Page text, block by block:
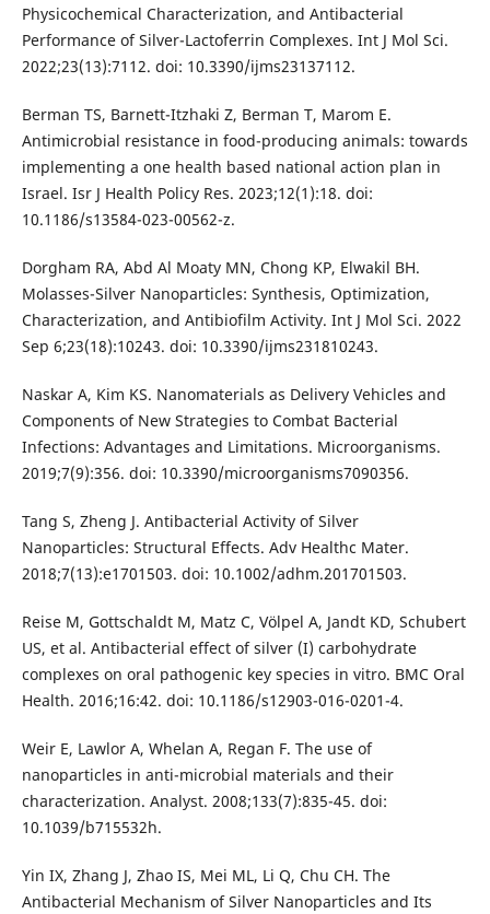
Physicochemical Characterization, and Antibacterial
Performance of Silver-Lactoferrin Complexes. Int J Mol Sci.
2022;23(13):7112. doi: 10.3390/ijms23137112.
Berman TS, Barnett-Itzhaki Z, Berman T, Marom E.
Antimicrobial resistance in food-producing animals: towards
implementing a one health based national action plan in
Israel. Isr J Health Policy Res. 2023;12(1):18. doi:
10.1186/s13584-023-00562-z.
Dorgham RA, Abd Al Moaty MN, Chong KP, Elwakil BH.
Molasses-Silver Nanoparticles: Synthesis, Optimization,
Characterization, and Antibiofilm Activity. Int J Mol Sci. 2022
Sep 6;23(18):10243. doi: 10.3390/ijms231810243.
Naskar A, Kim KS. Nanomaterials as Delivery Vehicles and
Components of New Strategies to Combat Bacterial
Infections: Advantages and Limitations. Microorganisms.
2019;7(9):356. doi: 10.3390/microorganisms7090356.
Tang S, Zheng J. Antibacterial Activity of Silver
Nanoparticles: Structural Effects. Adv Healthc Mater.
2018;7(13):e1701503. doi: 10.1002/adhm.201701503.
Reise M, Gottschaldt M, Matz C, Völpel A, Jandt KD, Schubert
US, et al. Antibacterial effect of silver (I) carbohydrate
complexes on oral pathogenic key species in vitro. BMC Oral
Health. 2016;16:42. doi: 10.1186/s12903-016-0201-4.
Weir E, Lawlor A, Whelan A, Regan F. The use of
nanoparticles in anti-microbial materials and their
characterization. Analyst. 2008;133(7):835-45. doi:
10.1039/b715532h.
Yin IX, Zhang J, Zhao IS, Mei ML, Li Q, Chu CH. The
Antibacterial Mechanism of Silver Nanoparticles and Its